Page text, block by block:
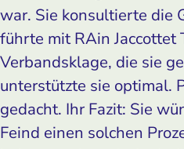
war. Sie konsultierte die
führte mit RAin Jaccottet
Verbandsklage, die sie
unterstützte sie optimal.
gedacht. Ihr Fazit: Sie
Feind einen solchen